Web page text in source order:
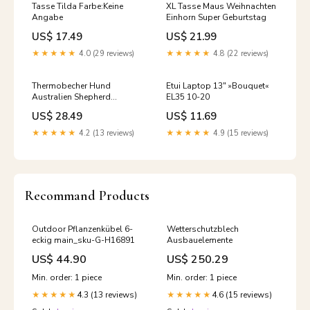
Tasse Tilda Farbe:Keine
Angabe
US$ 17.49
★★★★★ 4.0 (29 reviews)
XL Tasse Maus Weihnachten
Einhorn Super Geburtstag
US$ 21.99
★★★★★ 4.8 (22 reviews)
Thermobecher Hund
Australien Shepherd
Motiv:ohne Spruch
US$ 28.49
★★★★★ 4.2 (13 reviews)
Etui Laptop 13" »Bouquet«
EL35 10-20
US$ 11.69
★★★★★ 4.9 (15 reviews)
Recommand Products
Outdoor Pflanzenkübel 6-
eckig main_sku-G-H16891
US$ 44.90
Min. order: 1 piece
★★★★★ 4.3 (13 reviews)
Wetterschutzblech
Ausbauelemente
US$ 250.29
Min. order: 1 piece
★★★★★ 4.6 (15 reviews)